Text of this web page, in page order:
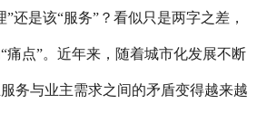
是该“服务”？看似只是两字之差，
痛点”。近年来，随着城市化发展不断
务与业主需求之间的矛盾变得越来越